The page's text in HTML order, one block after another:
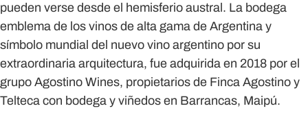
pueden verse desde el hemisferio austral. La bodega
emblema de los vinos de alta gama de Argentina y
símbolo mundial del nuevo vino argentino por su
extraordinaria arquitectura, fue adquirida en 2018 por el
grupo Agostino Wines, propietarios de Finca Agostino y
Telteca con bodega y viñedos en Barrancas, Maipú.